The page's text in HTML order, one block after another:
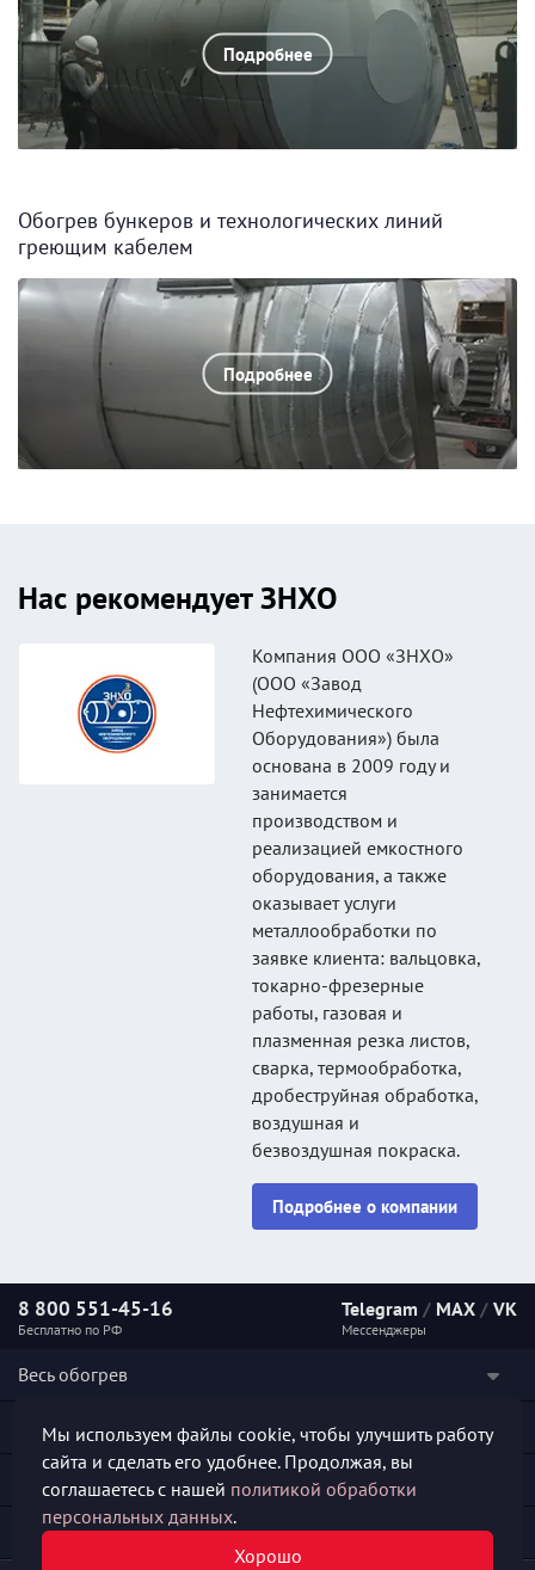
Подробнее
Обогрев бункеров и технологических линий
греющим кабелем
Подробнее
Нас рекомендует ЗНХО
Компания ООО «ЗНХО»
(ООО «Завод
Нефтехимического
Оборудования») была
основана в 2009 году и
занимается
производством и
реализацией емкостного
оборудования, а также
оказывает услуги
металлообработки по
заявке клиента: вальцовка,
токарно-фрезерные
работы, газовая и
плазменная резка листов,
сварка, термообработка,
дробеструйная обработка,
воздушная и
безвоздушная покраска.
Подробнее о компании
8 800 551-45-16
Бесплатно по РФ
Telegram / MAX / VK
Мессенджеры
Весь обогрев
Наши услуги
Полезная информация
Мы используем файлы cookie, чтобы улучшить работу
сайта и сделать его удобнее. Продолжая, вы
соглашаетесь с нашей политикой обработки
персональных данных.
Хорошо